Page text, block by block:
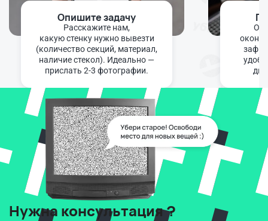
Опишите задачу
Расскажите нам,
какую стенку нужно вывезти
(количество секций, материал,
наличие стекол). Идеально —
прислать 2-3 фотографии.
Нужна консультация ?